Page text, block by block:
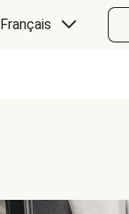
Français